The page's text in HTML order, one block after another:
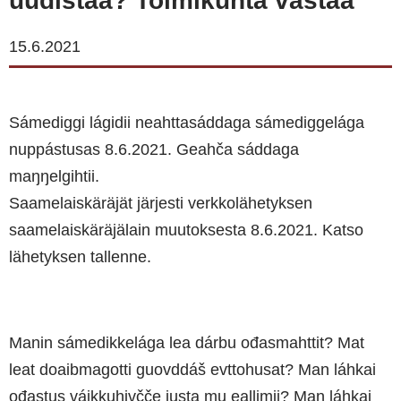
15.6.2021
Sámediggi lágidii neahttasáddaga sámediggelága
nuppástusas 8.6.2021. Geahča sáddaga
maŋŋelgihtii.
Saamelaiskäräjät järjesti verkkolähetyksen
saamelaiskäräjälain muutoksesta 8.6.2021. Katso
lähetyksen tallenne.
Manin sámedikkelága lea dárbu ođasmahttit? Mat
leat doaibmagotti guovddáš evttohusat? Man láhkai
ođastus váikkuhivčče justa mu eallimii? Man láhkai